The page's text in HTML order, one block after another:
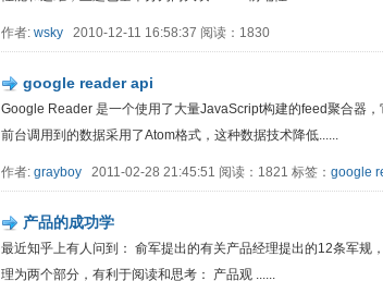
作者: wsky 2010-12-11 16:58:37 阅读：1830
google reader api
Google Reader 是一个使用了大量JavaScript构建的feed聚合器
前台调用到的数据采用了Atom格式，这种数据技术降低......
作者: grayboy 2011-02-28 21:45:51 阅读：1821 标签： google
产品的成功学
最近知乎上有人问到： 俞军提出的有关产品经理提出的12条军规
理为两个部分，有利于阅读和思考： 产品观 ......